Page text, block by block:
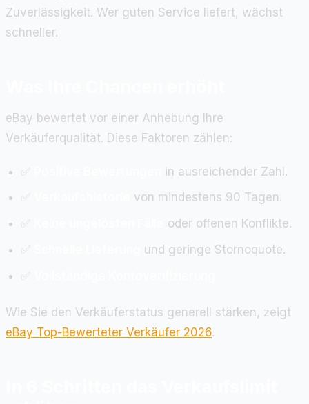
Zuverlässigkeit. Wer guten Service liefert, wächst
schneller.
eBay bewertet vor einer Anhebung Ihre
Verkäuferqualität. Diese Faktoren zählen:
in ausreichender Zahl.
von mindestens 90 Tagen.
oder offenen Konflikte.
und geringe Stornoquote.
Wie Sie den Verkäuferstatus generell stärken, zeigt
eBay Top-Bewerteter Verkäufer 2026.